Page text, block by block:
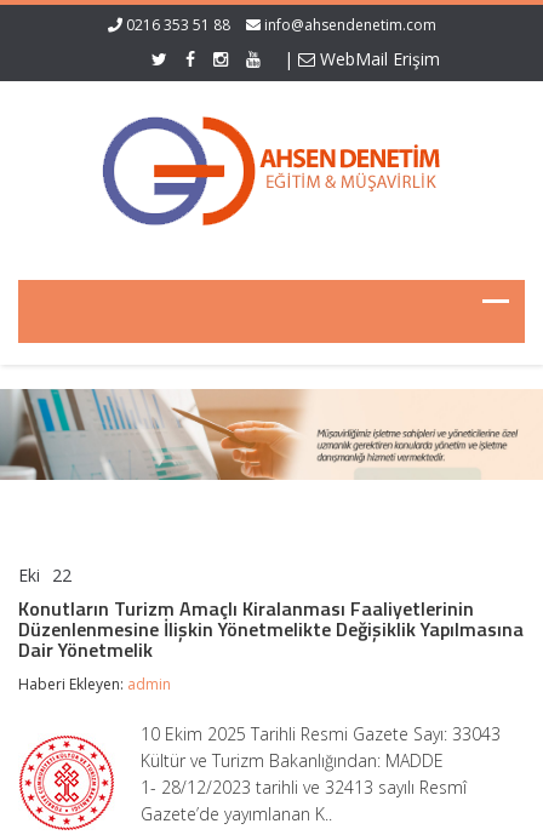
0216 353 51 88 info@ahsendenetim.com
| WebMail Erişim
Eki 22
Amaçlı
Kiralanması
Faaliyetlerinin
Düzenlenmesine
İlişkin
Değişiklik
Yapılmasına
Dair
Yönetmelik
için
Konutların Turizm Amaçlı Kiralanması Faaliyetlerinin
Düzenlenmesine İlişkin Yönetmelikte Değişiklik Yapılmasına
Dair Yönetmelik
Haberi Ekleyen: admin
10 Ekim 2025 Tarihli Resmi Gazete Sayı: 33043
Kültür ve Turizm Bakanlığından: MADDE
1- 28/12/2023 tarihli ve 32413 sayılı Resmî
Gazete’de yayımlanan K..